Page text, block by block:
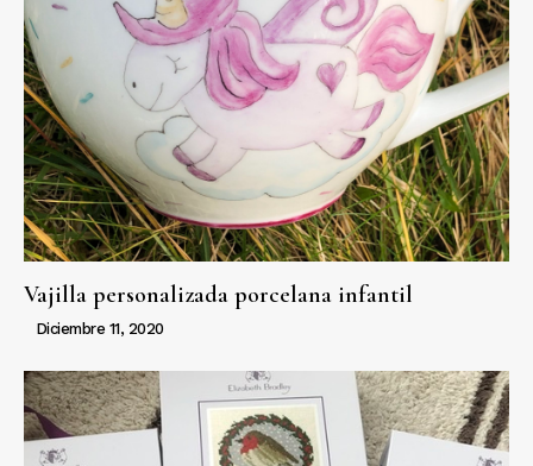
Vajilla personalizada porcelana infantil
Diciembre 11, 2020